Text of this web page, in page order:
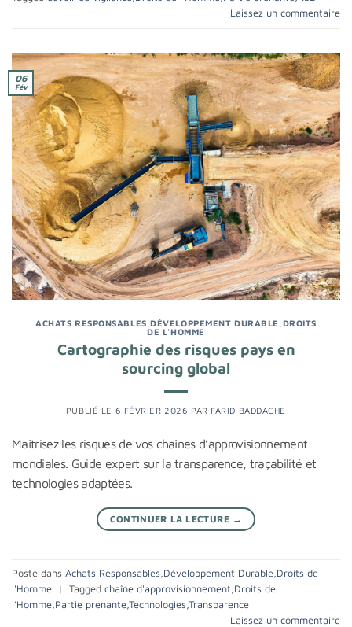
Laissez un commentaire
06
Fév
ACHATS RESPONSABLES ,DÉVELOPPEMENT DURABLE DROITS
DE L'HOMME
Cartographie des risques pays en
sourcing global
PUBLIÉ LE 6 FÉVRIER 2026 PAR FARID BADDACHE
Maîtrisez les risques de vos chaînes d’approvisionnement
mondiales. Guide expert sur la transparence, traçabilité et
technologies adaptées.
CONTINUER LA LECTURE →
Posté dans Achats Responsables Développement Durable Droits de
l'Homme
| Tagged chaîne d'approvisionnement Droits de
l’Homme Partie prenante Technologies Transparence
Laissez un commentaire